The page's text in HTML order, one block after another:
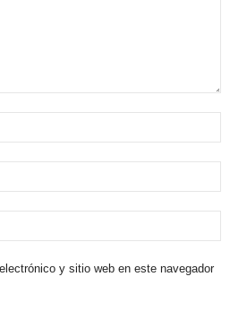
y sitio web en este navegador